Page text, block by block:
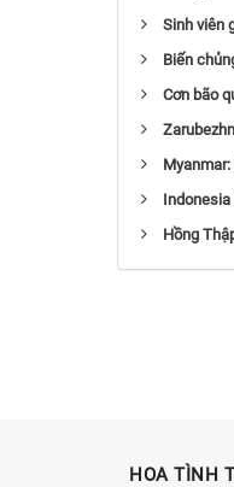
Sinh viên
Biến
Cơn bão
Hồng
HOA TÌNH